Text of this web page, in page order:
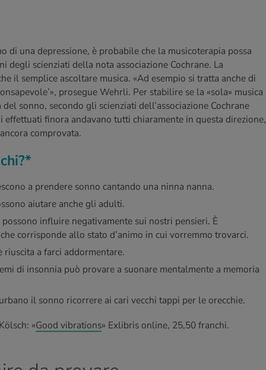
di una depressione, è probabile che la musicoterapia possa
degli scienziati della nota associazione Cochrane. La
il semplice ascoltare musica. «Ad esempio si tratta anche di
prosegue Wehrli. Per stabilire se la «sola» musica
sonno, secondo gli scienziati dell’associazione Cochrane
finora andavano tutti chiaramente in questa direzione,
comprovata.
a prendere sonno cantando una ninna nanna.
aiutare anche gli adulti.
influire negativamente sui nostri pensieri. È
corrisponde allo stato d’animo in cui vorremmo trovarci.
riuscita a farci addormentare.
di insonnia può provare a suonare mentalmente a memoria
il sonno ricorrere ai cari vecchi tappi per le orecchie.
«Good vibrations» Exlibris online, 25,50 franchi.